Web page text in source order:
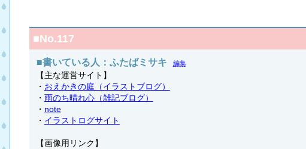
■No.117
■書いている人：ふたばミサキ 編集
【主な運営サイト】
・ おえかきの庭（イラストブログ）
・ 雨のち晴れ心（雑記ブログ）
・ note
・ イラストログサイト
【画像用リンク】